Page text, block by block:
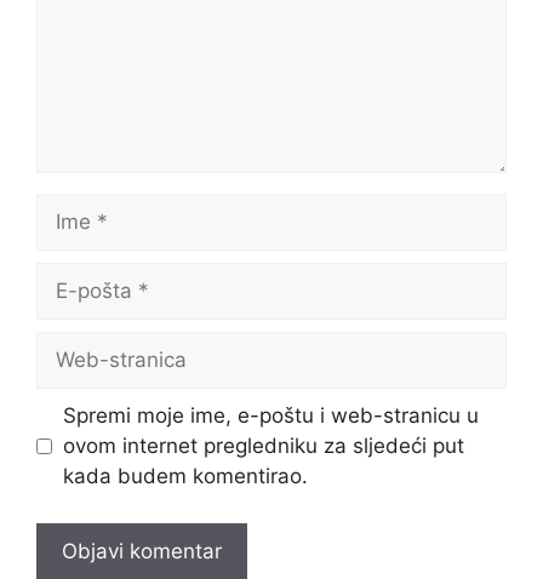
Ime
pošta
Web-
Spremi moje ime, e-poštu i web-stranicu u
ovom internet pregledniku za sljedeći put
kada budem komentirao.